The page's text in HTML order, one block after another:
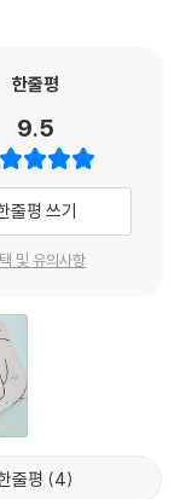
다. 사람은 외부 요인
있지만, 우리는 이들
의에 의존적인 존재
아요」중에서
도 아닌 존재라 인지
갔다. H가 중요하지
안, 아주 집중적으
다. 그는 의도적으로
나눈 대화를 통해
등 심리적 문제까지,
험이나 타인의 평가
나아가 누구나 공감
바꿔나갈지 통찰해
마, 타인의 평가나 가
품게 되고, 살면서
그 결과, 서로를 검증
체계(belief syste
한줄평
9.5
줄평 쓰기
및 유의사항
줄평 4